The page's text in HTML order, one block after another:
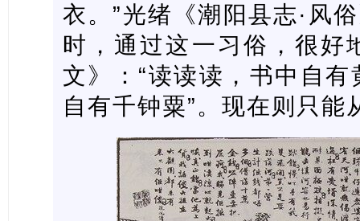
衣。”光绪《潮阳县志·风
时，通过这一习俗，很好
文》：“读读读，书中自
自有千钟粟”。现在则只